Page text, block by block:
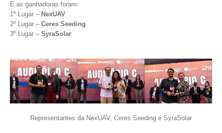
E as ganhadoras foram:
1º Lugar – NexUAV
2º Lugar – Ceres Seeding
3º Lugar – SyraSolar
Representantes da NexUAV, Ceres Seeding e SyraSolar